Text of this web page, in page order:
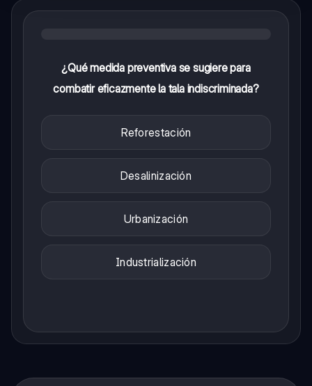
¿Qué medida preventiva se sugiere para
combatir eficazmente la tala indiscriminada?
Reforestación
Desalinización
Urbanización
Industrialización